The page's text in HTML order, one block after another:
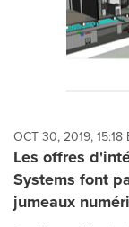
OCT 30, 2019, 15:18
Les offres
Systems font
jumeaux